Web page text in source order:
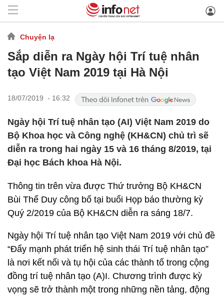
Chuyện lạ
Sắp diễn ra Ngày hội Trí tuệ nhân
tạo Việt Nam 2019 tại Hà Nội
18/07/2019 - 16:32
Ngày hội Trí tuệ nhân tạo (AI) Việt Nam 2019 do
Bộ Khoa học và Công nghệ (KH&CN) chủ trì sẽ
diễn ra trong hai ngày 15 và 16 tháng 8/2019, tại
Đại học Bách khoa Hà Nội.
Thông tin trên vừa được Thứ trưởng Bộ KH&CN
Bùi Thế Duy công bố tại buổi Họp báo thường kỳ
Quý 2/2019 của Bộ KH&CN diễn ra sáng 18/7.
Ngày hội Trí tuệ nhân tạo Việt Nam 2019 với chủ đề
“Đẩy mạnh phát triển hệ sinh thái Trí tuệ nhân tạo”
là nơi kết nối và tụ hội của các thành tố trong cộng
đồng trí tuệ nhân tạo (A)I. Chương trình được kỳ
vọng sẽ trở thành một trong những nền tảng, động